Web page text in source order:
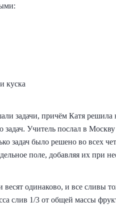
куска
задачи, причём Катя решила
Учитель послал в
задач было решено во всех
поле, добавляя их при
одинаково, и все сливы
слив 1/3 от общей массы